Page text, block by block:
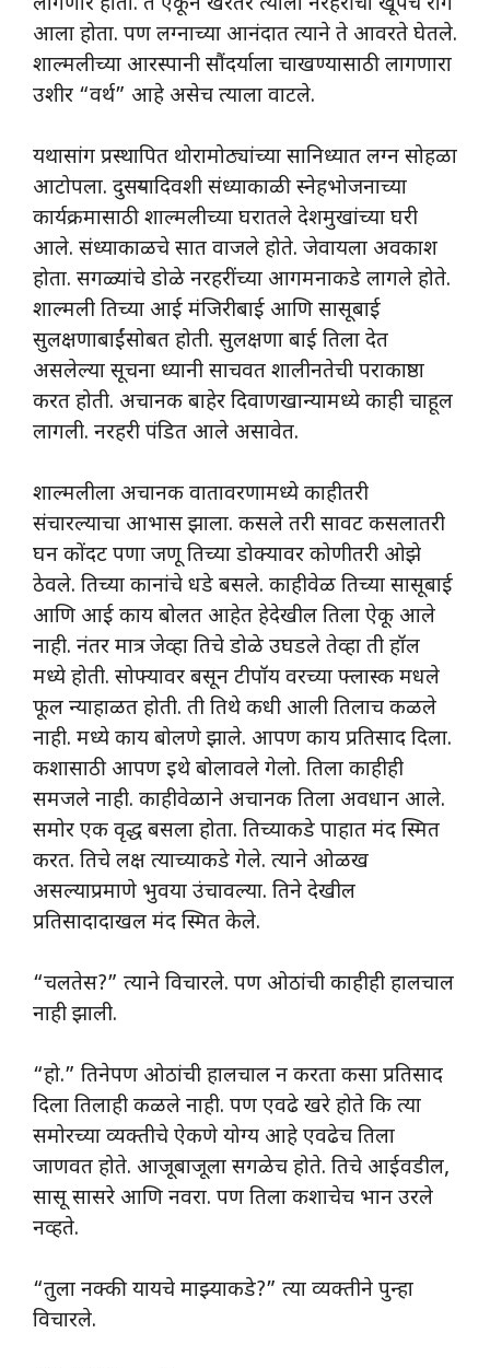
आला होता. पण लग्नाच्या आनंदात त्याने ते आवरते घेतले.
शाल्मलीच्या आरस्पानी सौंदर्याला चाखण्यासाठी लागणारा
उशीर “वर्थ” आहे असेच त्याला वाटले.
यथासांग प्रस्थापित थोरामोठ्यांच्या सानिध्यात लग्न सोहळा
आटोपला. दुसऱ्यादिवशी संध्याकाळी स्नेहभोजनाच्या
कार्यक्रमासाठी शाल्मलीच्या घरातले देशमुखांच्या घरी
आले. संध्याकाळचे सात वाजले होते. जेवायला अवकाश
होता. सगळ्यांचे डोळे नरहरींच्या आगमनाकडे लागले होते.
शाल्मली तिच्या आई मंजिरीबाई आणि सासूबाई
सुलक्षणाबाईंसोबत होती. सुलक्षणा बाई तिला देत
असलेल्या सूचना ध्यानी साचवत शालीनतेची पराकाष्ठा
करत होती. अचानक बाहेर दिवाणखान्यामध्ये काही चाहूल
लागली. नरहरी पंडित आले असावेत.
शाल्मलीला अचानक वातावरणामध्ये काहीतरी
संचारल्याचा आभास झाला. कसले तरी सावट कसलातरी
घन कोंदट पणा जणू तिच्या डोक्यावर कोणीतरी ओझे
ठेवले. तिच्या कानांचे धडे बसले. काहीवेळ तिच्या सासूबाई
आणि आई काय बोलत आहेत हेदेखील तिला ऐकू आले
नाही. नंतर मात्र जेव्हा तिचे डोळे उघडले तेव्हा ती हॉल
मध्ये होती. सोफ्यावर बसून टीपॉय वरच्या फ्लास्क मधले
फूल न्याहाळत होती. ती तिथे कधी आली तिलाच कळले
नाही. मध्ये काय बोलणे झाले. आपण काय प्रतिसाद दिला.
कशासाठी आपण इथे बोलावले गेलो. तिला काहीही
समजले नाही. काहीवेळाने अचानक तिला अवधान आले.
समोर एक वृद्ध बसला होता. तिच्याकडे पाहात मंद स्मित
करत. तिचे लक्ष त्याच्याकडे गेले. त्याने ओळख
असल्याप्रमाणे भुवया उंचावल्या. तिने देखील
प्रतिसादादाखल मंद स्मित केले.
“चलतेस?” त्याने विचारले. पण ओठांची काहीही हालचाल
नाही झाली.
“हो.” तिनेपण ओठांची हालचाल न करता कसा प्रतिसाद
दिला तिलाही कळले नाही. पण एवढे खरे होते कि त्या
समोरच्या व्यक्तीचे ऐकणे योग्य आहे एवढेच तिला
जाणवत होते. आजूबाजूला सगळेच होते. तिचे आईवडील,
सासू सासरे आणि नवरा. पण तिला कशाचेच भान उरले
नव्हते.
“तुला नक्की यायचे माझ्याकडे?” त्या व्यक्तीने पुन्हा
विचारले.